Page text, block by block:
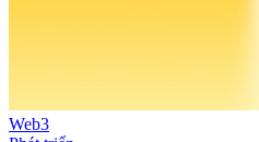
Web3